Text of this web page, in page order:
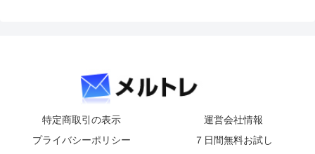
特定商取引の表示
運営会社情報
プライバシーポリシー
７日間無料お試し